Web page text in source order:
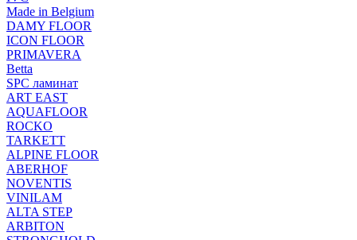
Made in Belgium
DAMY FLOOR
ICON FLOOR
PRIMAVERA
Betta
SPC ламинат
ART EAST
AQUAFLOOR
ROCKO
TARKETT
ALPINE FLOOR
ABERHOF
NOVENTIS
VINILAM
ALTA STEP
ARBITON